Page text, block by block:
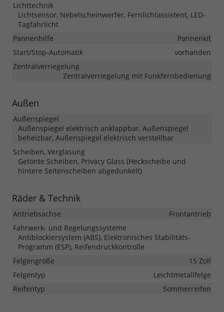
Lichttechnik
Lichtsensor, Nebelscheinwerfer, Fernlichtassistent, LED-
Tagfahrlicht
Pannenhilfe
Pannenkit
Start/Stop-Automatik
vorhanden
Zentralverriegelung
Zentralverriegelung mit Funkfernbedienung
Außen
Außenspiegel
Außenspiegel elektrisch anklappbar, Außenspiegel
beheizbar, Außenspiegel elektrisch verstellbar
Scheiben, Verglasung
Getönte Scheiben, Privacy Glass (Heckscheibe und
hintere Seitenscheiben abgedunkelt)
Räder & Technik
Antriebsachse
Frontantrieb
Fahrwerk- und Regelungssysteme
Antiblockiersystem (ABS), Elektronisches Stabilitäts-
Programm (ESP), Reifendruckkontrolle
Felgengröße
15 Zoll
Felgentyp
Leichtmetallfelge
Reifentyp
Sommerreifen